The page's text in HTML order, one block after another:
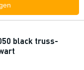
black truss-